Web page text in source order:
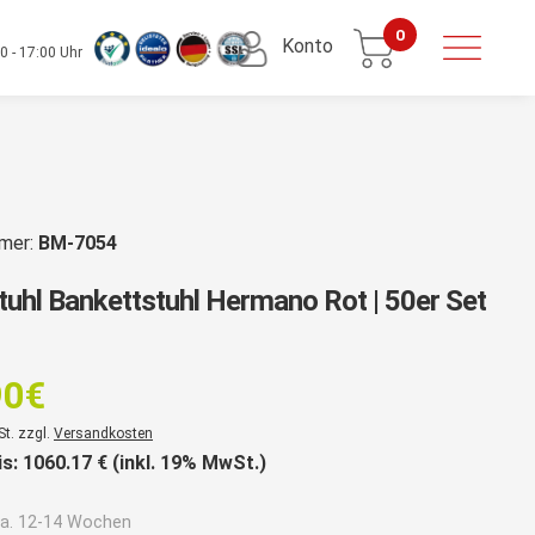
- 17:00 Uhr Konto 0
BM-7054
Bankettstuhl Hermano Rot | 50er Set
€
zzgl. Versandkosten
1060.17 € (inkl. 19% MwSt.)
12-14 Wochen